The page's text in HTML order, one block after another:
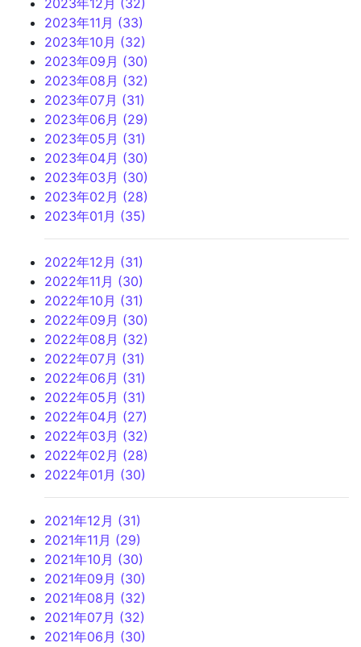
2023年12月 (32)
2023年11月 (33)
2023年10月 (32)
2023年09月 (30)
2023年08月 (32)
2023年07月 (31)
2023年06月 (29)
2023年05月 (31)
2023年04月 (30)
2023年03月 (30)
2023年02月 (28)
2023年01月 (35)
2022年12月 (31)
2022年11月 (30)
2022年10月 (31)
2022年09月 (30)
2022年08月 (32)
2022年07月 (31)
2022年06月 (31)
2022年05月 (31)
2022年04月 (27)
2022年03月 (32)
2022年02月 (28)
2022年01月 (30)
2021年12月 (31)
2021年11月 (29)
2021年10月 (30)
2021年09月 (30)
2021年08月 (32)
2021年07月 (32)
2021年06月 (30)